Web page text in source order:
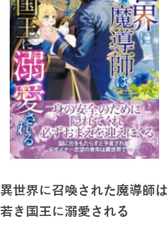
異世界に召喚された魔導師は
若き国王に溺愛される